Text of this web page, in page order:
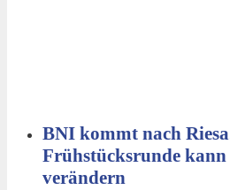
BNI kommt nach
Frühstücksrunde kann
verändern